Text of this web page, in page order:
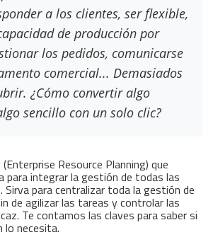
a los clientes, ser flexible,
de producción por
los pedidos, comunicarse
comercial... Demasiados
¿Cómo convertir algo
sencillo con un solo clic?
Resource Planning) que
para integrar la gestión de todas las
Sirva para centralizar toda la gestión de
de agilizar las tareas y controlar las
Te contamos las claves para saber si
lo necesita.